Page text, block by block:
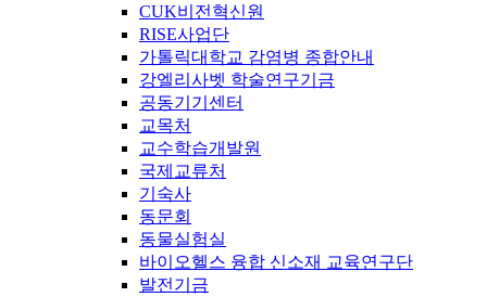
CUK비전혁신원
RISE사업단
가톨릭대학교 감염병 종합안내
강엘리사벳 학술연구기금
공동기기센터
교목처
교수학습개발원
국제교류처
기숙사
동문회
동물실험실
바이오헬스 융합 신소재 교육연구단
발전기금